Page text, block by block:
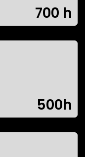
700 h
500h